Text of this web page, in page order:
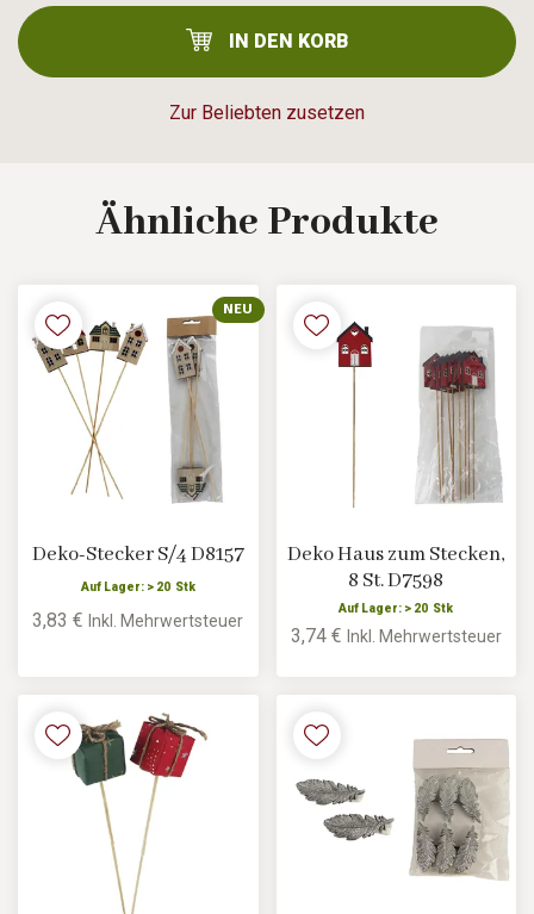
Zur Beliebten zusetzen
IN DEN KORB
Ähnliche Produkte
NEU
Deko-Stecker S/4 D8157
Auf Lager: > 20 Stk
3,83 €Inkl. Mehrwertsteuer
Deko Haus zum Stecken,
8 St. D7598
Auf Lager: > 20 Stk
3,74 € Inkl. Mehrwertsteuer